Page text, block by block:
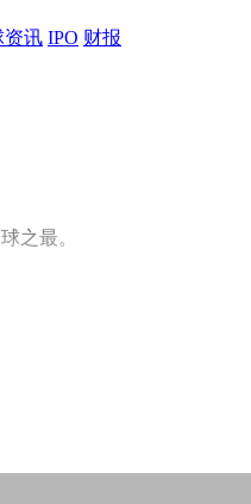
资讯 IPO 财报
之最。